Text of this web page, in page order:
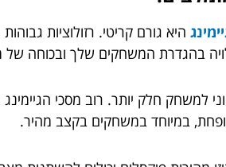
בהגדרת המשחקים שלך ובכוחה
במיוחד במשחקים בקצב מהיר.